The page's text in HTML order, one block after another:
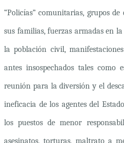
“Policías” comunitarias, grupos
sus familias, fuerzas armadas en
la población civil,
antes insospechados tales como
reunión para la diversión y el
ineficacia de los agentes del
los puestos de menor
asesinatos, torturas, maltrato a